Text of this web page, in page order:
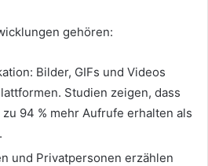
gehören:
Bilder, GIFs und Videos
Studien zeigen, dass
94 % mehr Aufrufe erhalten als
und Privatpersonen erzählen